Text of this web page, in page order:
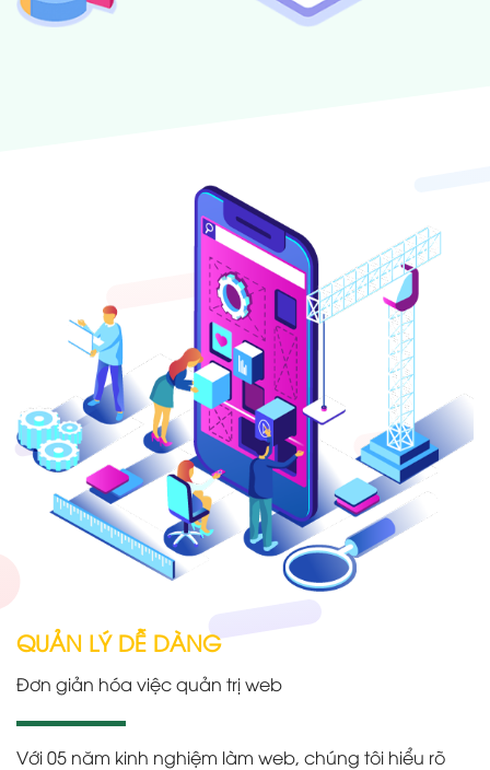
QUẢN LÝ DỄ DÀNG
Đơn giản hóa việc quản trị web
Với 05 năm kinh nghiệm làm web, chúng tôi hiểu rõ